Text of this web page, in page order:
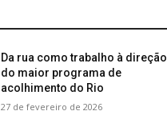
Da rua como trabalho à direção
do maior programa de
acolhimento do Rio
27 de fevereiro de 2026